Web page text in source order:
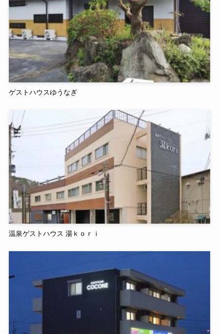
ゲストハウスゆうなぎ
温泉ゲストハウス 湯ｋｏｒｉ